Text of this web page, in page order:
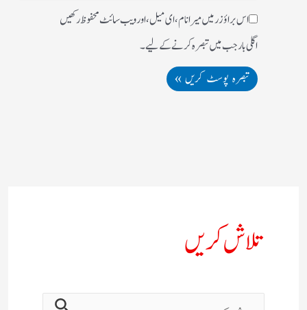
اس براؤزر میں میرا نام، ای میل، اور ویب سائٹ محفوظ رکھیں
اگلی بار جب میں تبصرہ کرنے کےلیے۔
تلاش کریں